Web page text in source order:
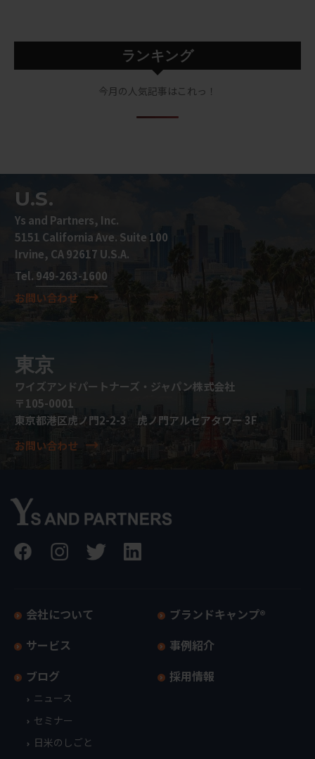
ランキング
今月の人気記事はこれっ！
U.S.
Ys and Partners, Inc.
5151 California Ave. Suite 100
Irvine, CA 92617 U.S.A.
Tel. 949-263-1600
お問い合わせ
東京
ワイズアンドパートナーズ・ジャパン株式会社
〒105-0001
東京都港区虎ノ門2-2-3 虎ノ門アルセアタワー 3F
お問い合わせ
会社について
サービス
ブログ
ニュース
セミナー
日米のしごと
ブランドキャンプ®
事例紹介
採用情報